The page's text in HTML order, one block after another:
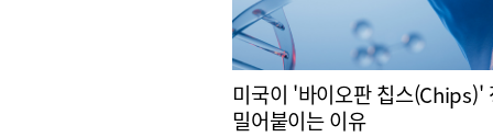
미국이 '바이오판 칩스(Chips)'
밀어붙이는 이유